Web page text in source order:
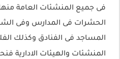
فى جميع المنشئات العامة
الحشرات فى المدارس وفى
المساجد فى الفنادق وكذلك
المنشئات والهيئات الادارية